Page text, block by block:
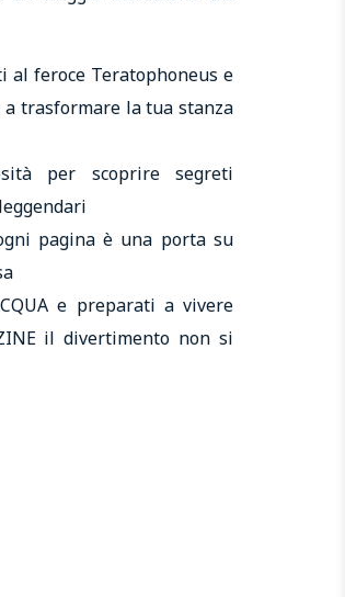
al feroce Teratophoneus e
trasformare la tua stanza
per scoprire segreti
pagina è una porta su
e preparati a vivere
il divertimento non si